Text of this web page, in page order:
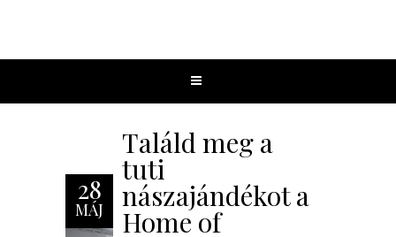
28
MÁJ
Találd meg a
tuti
nászajándékot a
Home of